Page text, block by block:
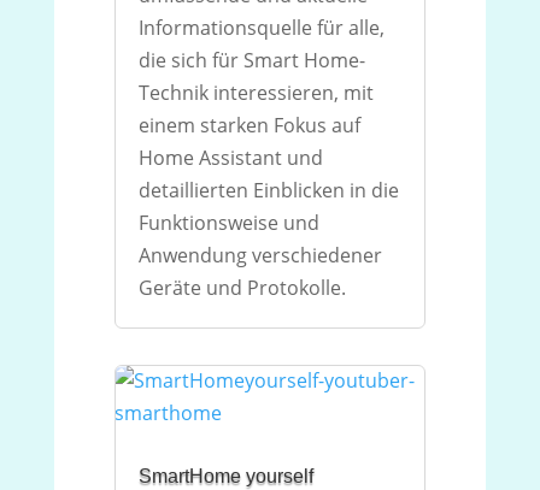
Informationsquelle für alle,
die sich für Smart Home-
Technik interessieren, mit
einem starken Fokus auf
Home Assistant und
detaillierten Einblicken in die
Funktionsweise und
Anwendung verschiedener
Geräte und Protokolle.
SmartHome yourself